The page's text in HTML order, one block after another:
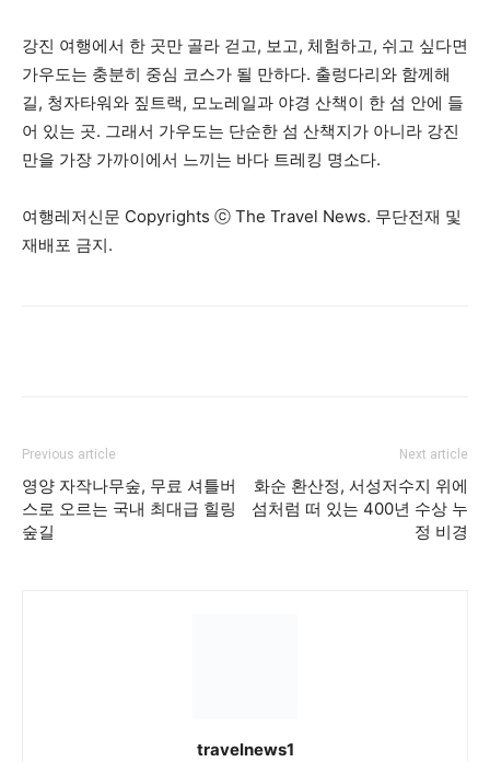
강진 여행에서 한 곳만 골라 걷고, 보고, 체험하고, 쉬고 싶다면
가우도는 충분히 중심 코스가 될 만하다. 출렁다리와 함께해
길, 청자타워와 짚트랙, 모노레일과 야경 산책이 한 섬 안에 들
어 있는 곳. 그래서 가우도는 단순한 섬 산책지가 아니라 강진
만을 가장 가까이에서 느끼는 바다 트레킹 명소다.
여행레저신문 Copyrights ⓒ The Travel News. 무단전재 및
재배포 금지.
Previous article
영양 자작나무숲, 무료 셔틀버
스로 오르는 국내 최대급 힐링
숲길
Next article
화순 환산정, 서성저수지 위에
섬처럼 떠 있는 400년 수상 누
정 비경
travelnews1